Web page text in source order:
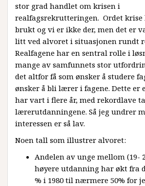
stor grad handlet om krisen i
realfagsrekrutteringen. Ordet
brukt og vi er ikke der, men det er
litt ved alvoret i situasjonen rundt
Realfagene har en sentral rolle i
mange av samfunnets stor
det altfor få som ønsker å studere
ønsker å bli lærer i fagene. Dette er
har vart i flere år, med rekordlave
lærerutdanningene. Så jeg undrer
interessen er så lav.
Noen tall som illustrer alvoret:
Andelen av unge mellom (19-
høyere utdanning har økt fra
% i 1980 til nærmere 50% for